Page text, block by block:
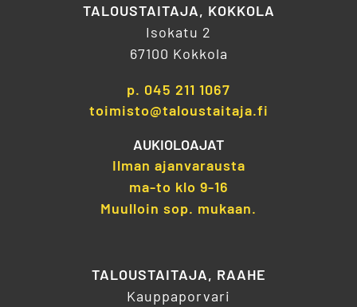
TALOUSTAITAJA, KOKKOLA
Isokatu 2
67100 Kokkola
p. 045 211 1067
toimisto@taloustaitaja.fi
AUKIOLOAJAT
Ilman ajanvarausta
ma-to klo 9-16
Muulloin sop. mukaan.
TALOUSTAITAJA, RAAHE
Kauppaporvari